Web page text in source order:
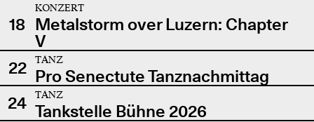
18
KONZERT
Metalstorm over Luzern: Chapter
V
22
TANZ
Pro Senectute Tanznachmittag
24
TANZ
Tankstelle Bühne 2026